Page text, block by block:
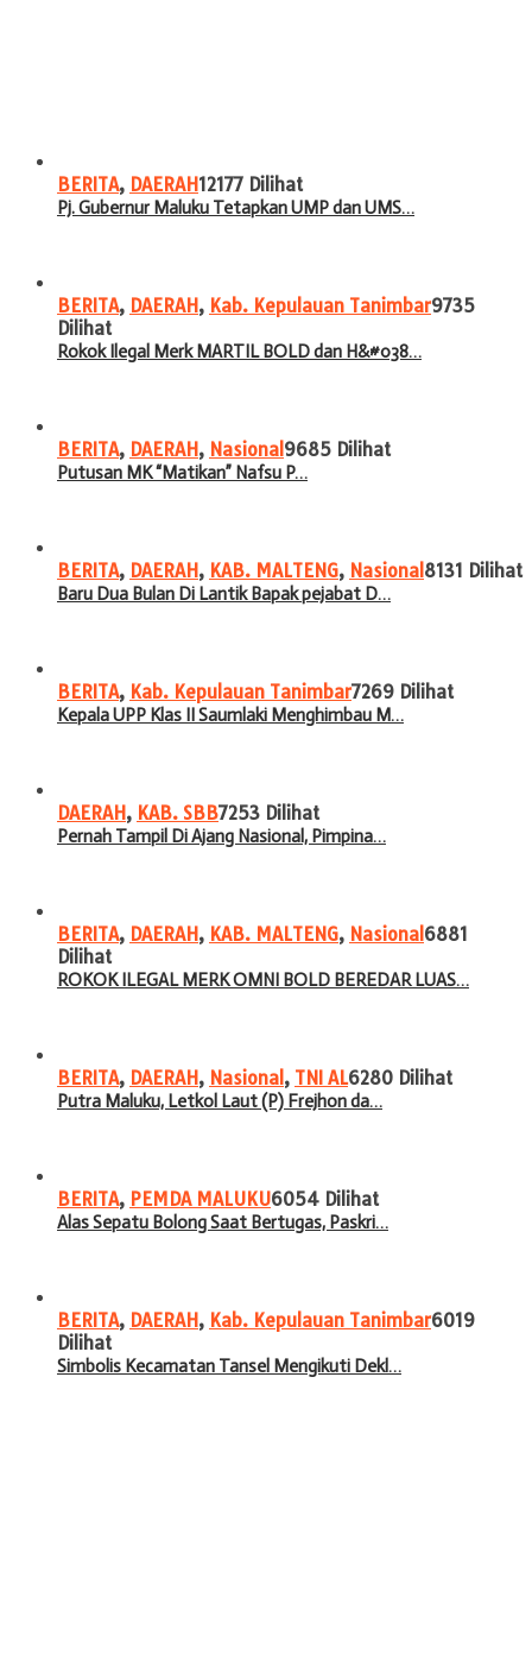
BERITA, DAERAH12177 Dilihat
Pj. Gubernur Maluku Tetapkan UMP dan UMS…
BERITA, DAERAH, Kab. Kepulauan Tanimbar9735
Dilihat
Rokok Ilegal Merk MARTIL BOLD dan H&#038…
BERITA, DAERAH, Nasional 9685 Dilihat
Putusan MK “Matikan” Nafsu P…
BERITA, DAERAH, KAB. MALTENG, Nasional 8131 Dilihat
Baru Dua Bulan Di Lantik Bapak pejabat D…
BERITA, Kab. Kepulauan Tanimbar7269 Dilihat
Kepala UPP Klas II Saumlaki Menghimbau M…
DAERAH, KAB. SBB7253 Dilihat
Pernah Tampil Di Ajang Nasional, Pimpina…
BERITA, DAERAH, KAB. MALTENG, Nasional 6881
Dilihat
ROKOK ILEGAL MERK OMNI BOLD BEREDAR LUAS…
BERITA, DAERAH, Nasional , TNI AL6280 Dilihat
Putra Maluku, Letkol Laut (P) Frejhon da…
BERITA, PEMDA MALUKU6054 Dilihat
Alas Sepatu Bolong Saat Bertugas, Paskri…
BERITA, DAERAH, Kab. Kepulauan Tanimbar6019
Dilihat
Simbolis Kecamatan Tansel Mengikuti Dekl…